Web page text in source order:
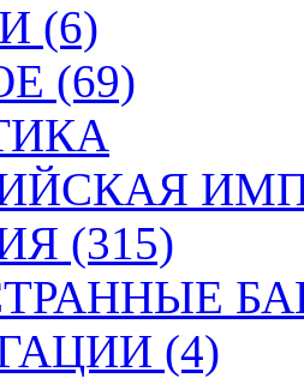
(6)
(69)
(315)
(4)